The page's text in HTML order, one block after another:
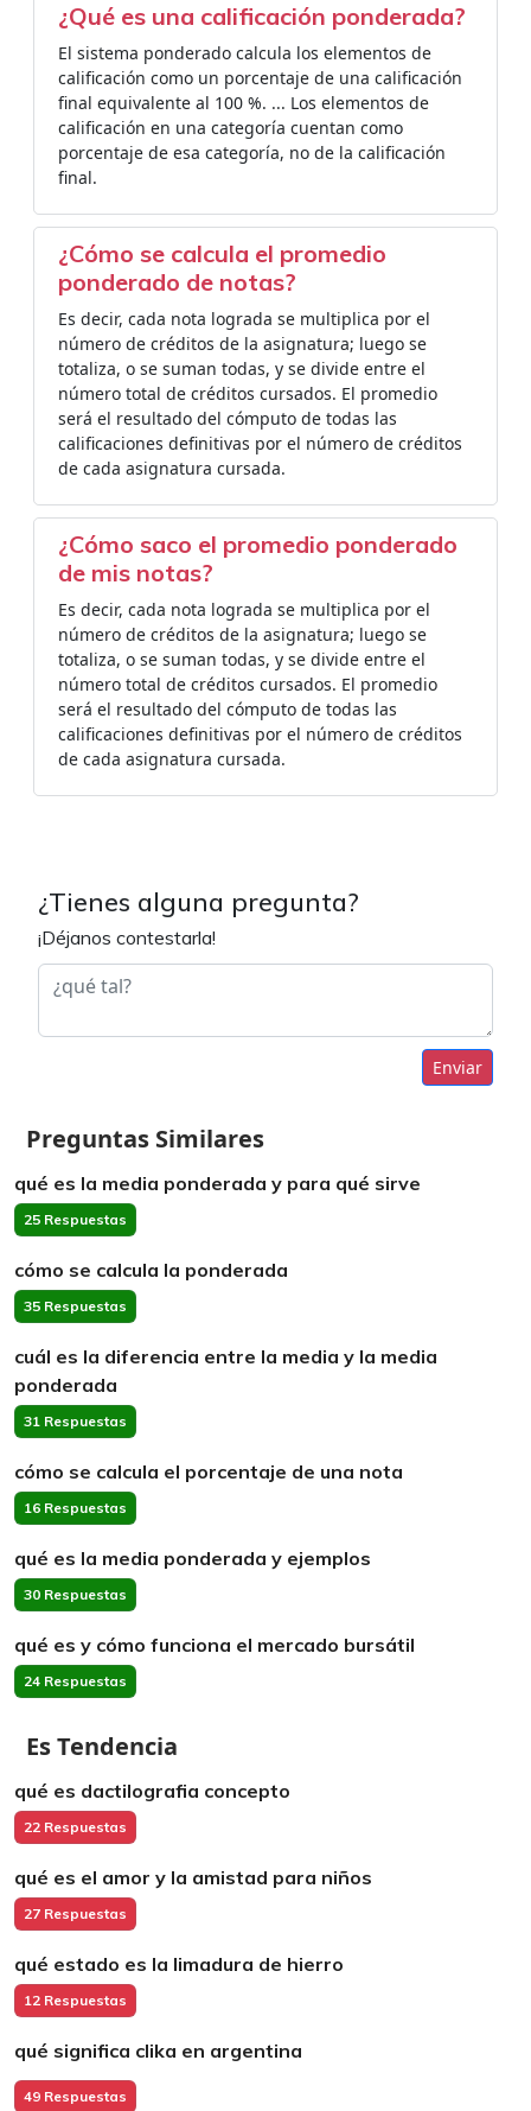
¿Qué es una calificación ponderada?
El sistema ponderado calcula los elementos de
calificación como un porcentaje de una calificación
final equivalente al 100 %. ... Los elementos de
calificación en una categoría cuentan como
porcentaje de esa categoría, no de la calificación
final.
¿Cómo se calcula el promedio
ponderado de notas?
Es decir, cada nota lograda se multiplica por el
número de créditos de la asignatura; luego se
totaliza, o se suman todas, y se divide entre el
número total de créditos cursados. El promedio
será el resultado del cómputo de todas las
calificaciones definitivas por el número de créditos
de cada asignatura cursada.
¿Cómo saco el promedio ponderado
de mis notas?
Es decir, cada nota lograda se multiplica por el
número de créditos de la asignatura; luego se
totaliza, o se suman todas, y se divide entre el
número total de créditos cursados. El promedio
será el resultado del cómputo de todas las
calificaciones definitivas por el número de créditos
de cada asignatura cursada.
¿Tienes alguna pregunta?
¡Déjanos contestarla!
Enviar
Preguntas Similares
qué es la media ponderada y para qué sirve
25 Respuestas
cómo se calcula la ponderada
35 Respuestas
cuál es la diferencia entre la media y la media
ponderada
31 Respuestas
cómo se calcula el porcentaje de una nota
16 Respuestas
qué es la media ponderada y ejemplos
30 Respuestas
qué es y cómo funciona el mercado bursátil
24 Respuestas
Es Tendencia
qué es dactilografia concepto
22 Respuestas
qué es el amor y la amistad para niños
27 Respuestas
qué estado es la limadura de hierro
12 Respuestas
qué significa clika en argentina
49 Respuestas